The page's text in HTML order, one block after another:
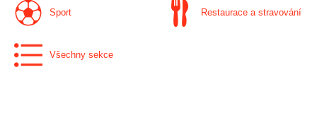
Sport Restaurace a stravování
Všechny sekce